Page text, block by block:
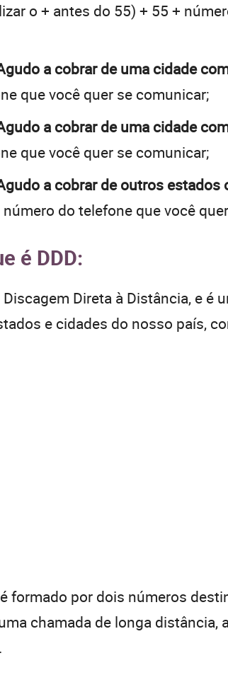
o + antes do 55) + 55 +
a cobrar de uma cidade
que você quer se comunicar;
a cobrar de uma cidade
que você quer se comunicar;
a cobrar de outros
do telefone que você
é DDD:
Direta à Distância, e
e cidades do nosso país,
formado por dois números
chamada de longa